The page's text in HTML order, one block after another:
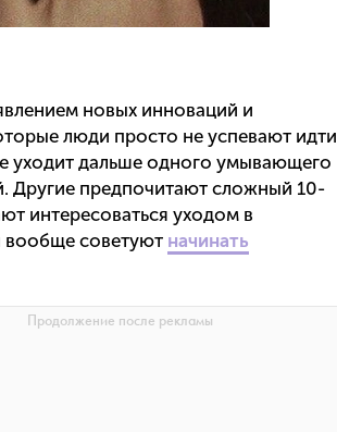
новых инноваций и
люди просто не успевают идти
уходит дальше одного умывающего
Другие предпочитают сложный 10-
интересоваться уходом в
вообще советуют начинать